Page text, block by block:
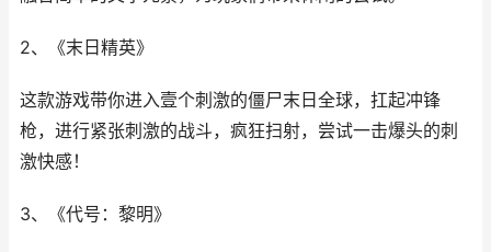
2、《末日精英》
这款游戏带你进入壹个刺激的僵尸末日全球，扛起冲锋
枪，进行紧张刺激的战斗，疯狂扫射，尝试一击爆头的刺
激快感！
3、《代号：黎明》